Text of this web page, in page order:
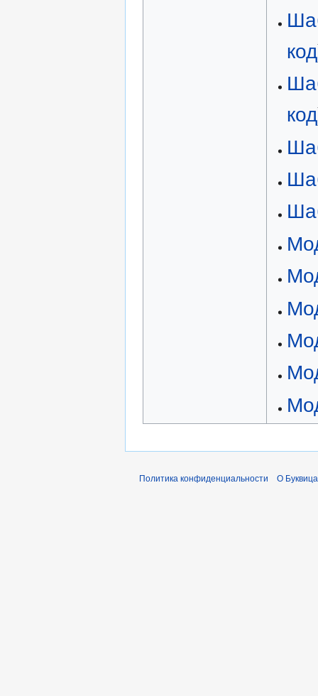
код
код
Политика конфиденциальности О Буквица